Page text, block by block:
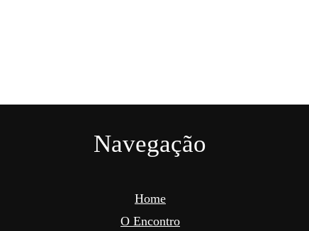
Navegação
Home
O Encontro